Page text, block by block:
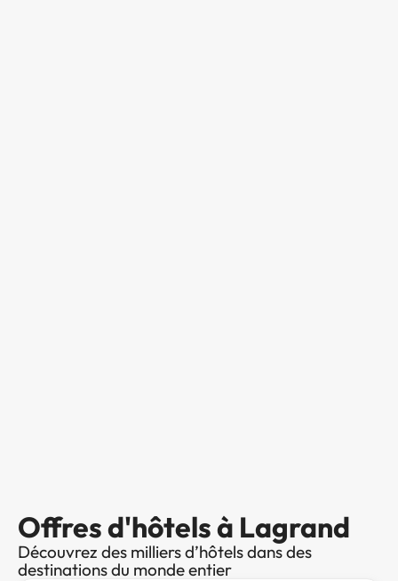
Offres d'hôtels à Lagrand
Découvrez des milliers d’hôtels dans des
destinations du monde entier